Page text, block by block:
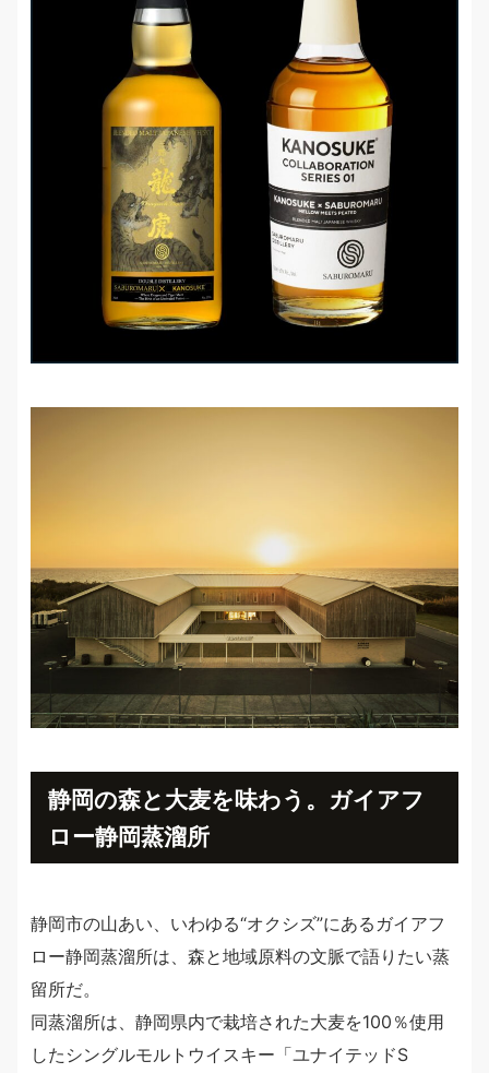
静岡の森と大麦を味わう。ガイアフ
ロー静岡蒸溜所
静岡市の山あい、いわゆる“オクシズ”にあるガイアフ
ロー静岡蒸溜所は、森と地域原料の文脈で語りたい蒸
留所だ。
同蒸溜所は、静岡県内で栽培された大麦を100％使用
したシングルモルトウイスキー「ユナイテッドS